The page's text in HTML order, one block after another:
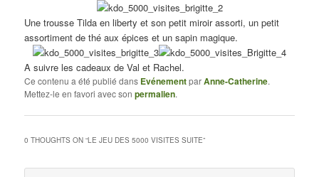
Une trousse Tilda en liberty et son petit miroir assorti, un petit
assortiment de thé aux épices et un sapin magique.
A suivre les cadeaux de Val et Rachel.
Ce contenu a été publié dans EvénementparAnne-Catherine.
Mettez-le en favori avec sonpermalien.
0 THOUGHTS ON “LE JEU DES 5000 VISITES SUITE”